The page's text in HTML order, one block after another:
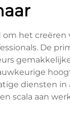
het creëren
De
diensten
scala aan